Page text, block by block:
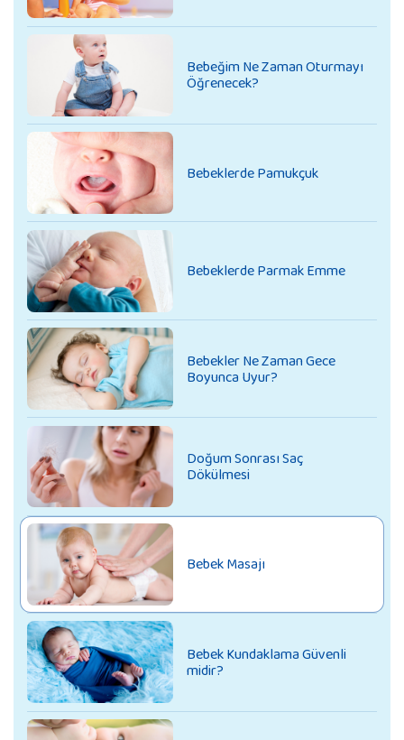
Bebeğim Ne Zaman Oturmayı
Öğrenecek?
Bebeklerde Pamukçuk
Bebeklerde Parmak Emme
Bebekler Ne Zaman Gece
Boyunca Uyur?
Doğum Sonrası Saç
Dökülmesi
Bebek Masajı
Bebek Kundaklama Güvenli
midir?